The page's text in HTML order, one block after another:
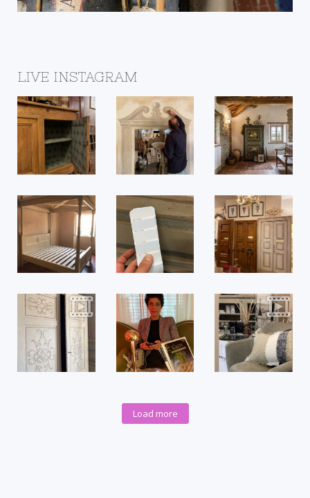
LIVE INSTAGRAM
Load more